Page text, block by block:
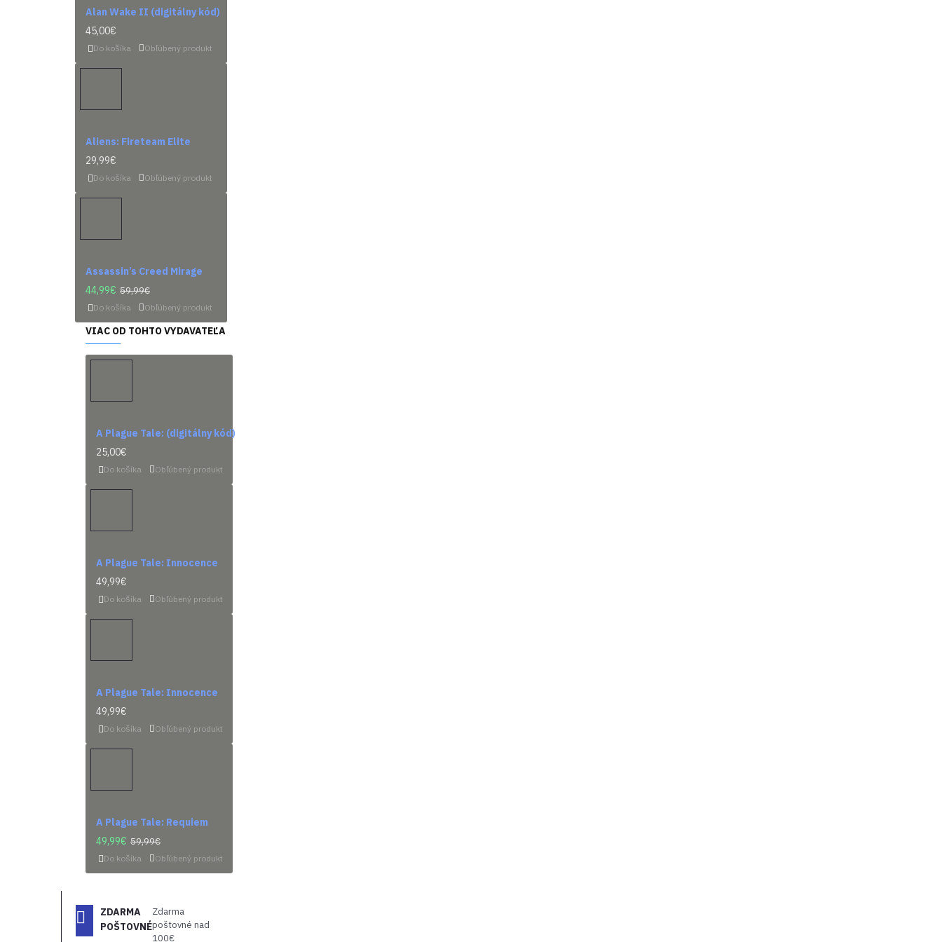
Alan Wake II (digitálny kód)
45,00€
Do košíka Obľúbený produkt
Aliens: Fireteam Elite
29,99€
Do košíka Obľúbený produkt
Assassin’s Creed Mirage
44,99€ 59,99€
Do košíka Obľúbený produkt
VIAC OD TOHTO VYDAVATEĽA
A Plague Tale: (digitálny kód)
25,00€
Do košíka Obľúbený produkt
A Plague Tale: Innocence
49,99€
Do košíka Obľúbený produkt
A Plague Tale: Innocence
49,99€
Do košíka Obľúbený produkt
A Plague Tale: Requiem
49,99€ 59,99€
Do košíka Obľúbený produkt
ZDARMA
POŠTOVNÉ
Zdarma
poštovné nad
100€